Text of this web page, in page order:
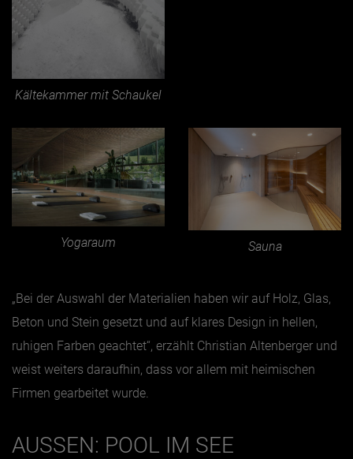
Kältekammer mit Schaukel
Yogaraum Sauna
„Bei der Auswahl der Materialien haben wir auf Holz, Glas,
Beton und Stein gesetzt und auf klares Design in hellen,
ruhigen Farben geachtet“, erzählt Christian Altenberger und
weist weiters daraufhin, dass vor allem mit heimischen
Firmen gearbeitet wurde.
AUSSEN: POOL IM SEE